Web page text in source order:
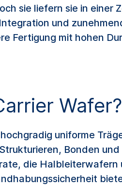
sie liefern sie in einer
und
Fertigung mit hohen
Wafer?
uniforme
Bonden
die